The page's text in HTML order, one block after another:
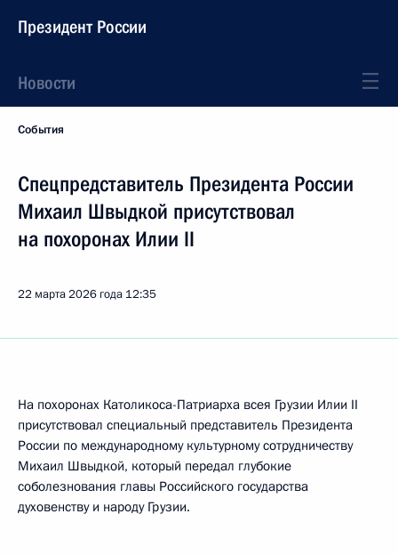
Президент России
Новости
События
Спецпредставитель Президента России
Михаил Швыдкой присутствовал
на похоронах Илии II
22 марта 2026 года 12:35
На похоронах Католикоса-Патриарха всея Грузии Илии II
присутствовал специальный представитель Президента
России по международному культурному сотрудничеству
Михаил Швыдкой, который передал глубокие
соболезнования главы Российского государства
духовенству и народу Грузии.